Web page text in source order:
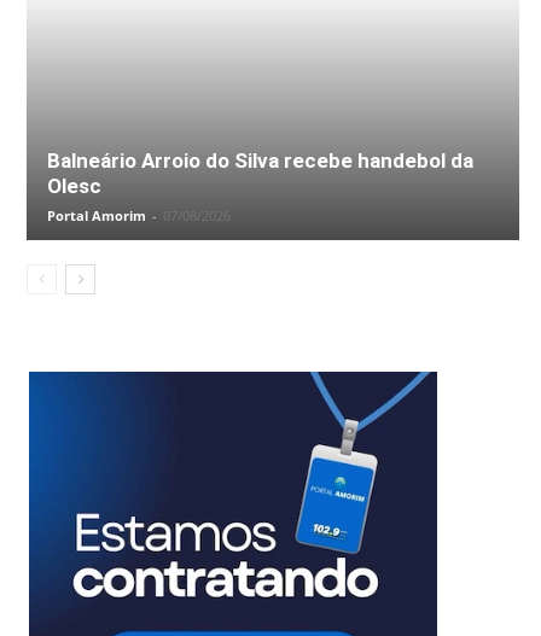
Balneário Arroio do Silva recebe handebol da
Olesc
Portal Amorim - 07/08/2026